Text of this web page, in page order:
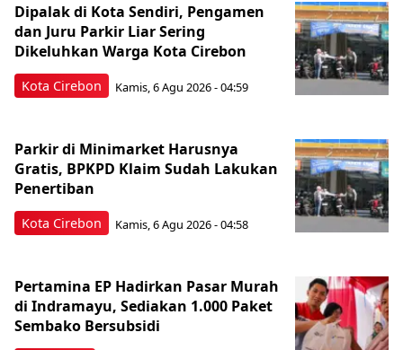
Kota Cirebon
Dipalak di Kota Sendiri, Pengamen
dan Juru Parkir Liar Sering
Dikeluhkan Warga Kota Cirebon
Kamis, 6 Agu 2026 - 04:59
Kota Cirebon
Parkir di Minimarket Harusnya
Gratis, BPKPD Klaim Sudah Lakukan
Penertiban
Kamis, 6 Agu 2026 - 04:58
Pertamina EP Hadirkan Pasar Murah
di Indramayu, Sediakan 1.000 Paket
Sembako Bersubsidi